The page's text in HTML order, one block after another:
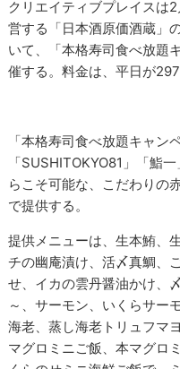
クリエイティブプレイスは
営する「日本酒原価酒蔵」
いて、「本格寿司食べ放題
催する。料金は、平日が
「本格寿司食べ放題キャン
「SUSHITOKYO81」「鮨
らこそ可能な、こだわりの
で提供する。
提供メニューは、生本鮪、
チの幽庵漬け、活〆真鯛、
せ、イカの雲丹醤油かけ、
～、サーモン、いくらサー
海老、蒸し海老トリュフマ
マグロミニご飯、本マグロ